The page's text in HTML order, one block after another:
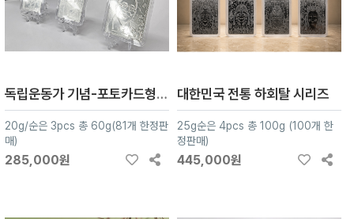
독립운동가 기념-포토카드형 아트실버 3종
20g/순은 3pcs 총 60g(81개 한정판
매)
285,000원
대한민국 전통 하회탈 시리즈
25g순은 4pcs 총 100g (100개 한
정판매)
445,000원